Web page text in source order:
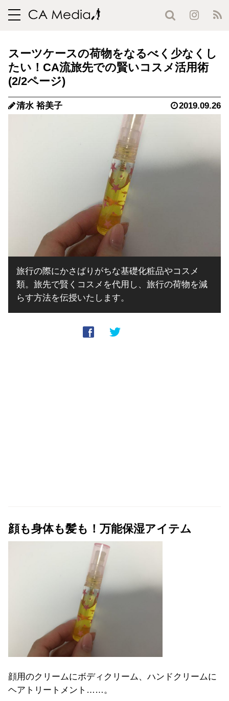
toggle
スーツケースの荷物をなるべく少なくし
たい！CA流旅先での賢いコスメ活用術
(2/2ページ)
清水 裕美子 2019.09.26
旅行の際にかさばりがちな基礎化粧品やコスメ
類。旅先で賢くコスメを代用し、旅行の荷物を減
らす方法を伝授いたします。
顔も身体も髪も！万能保湿アイテム
顔用のクリームにボディクリーム、ハンドクリームに
ヘアトリートメント……。